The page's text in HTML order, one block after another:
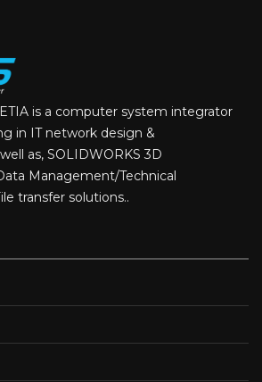
is a computer system integrator
in IT network design &
as, SOLIDWORKS 3D
Management/Technical
transfer solutions..